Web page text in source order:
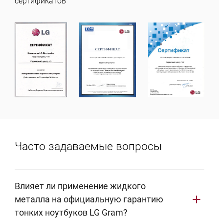
Часто задаваемые вопросы
Влияет ли применение жидкого
металла на официальную гарантию
тонких ноутбуков LG Gram?